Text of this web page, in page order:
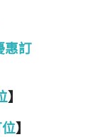
惠訂
】
】